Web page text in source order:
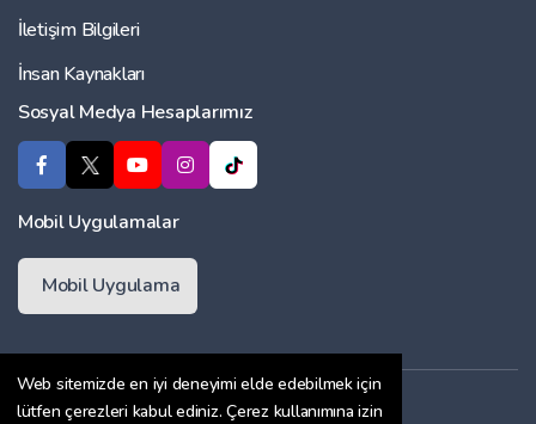
Web sitemizde en iyi deneyimi elde edebilmek için
lütfen çerezleri kabul ediniz. Çerez kullanımına izin
İletişim Bilgileri
İnsan Kaynakları
Sosyal Medya Hesaplarımız
Mobil Uygulamalar
Mobil Uygulama
Üyelik Sözleşmesi